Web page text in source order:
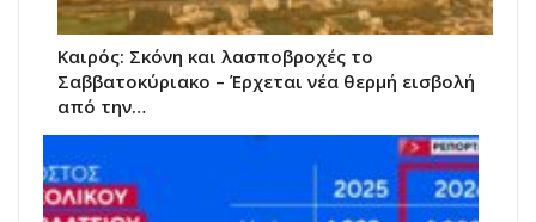
Καιρός: Σκόνη και λασποβροχές το
Σαββατοκύριακο – Έρχεται νέα θερμή εισβολή
από την…